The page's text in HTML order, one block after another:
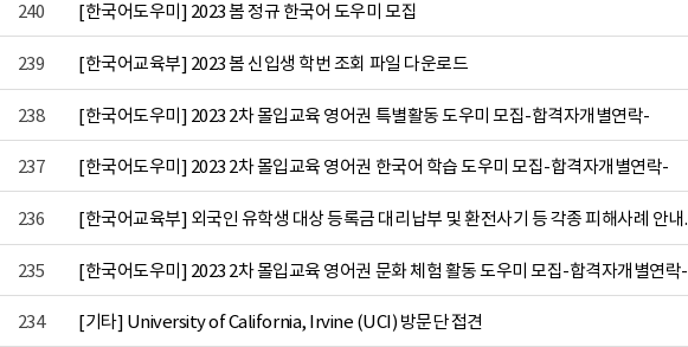
240 [한국어도우미] 2023 봄 정규 한국어 도우미 모집
239
[한국어교육부] 2023 봄 신입생 학번 조회 파일 다운로드
238
[한국어도우미] 2023 2차 몰입교육 영어권 특별활동 도우미 모집-합격자개별연락-
237
[한국어도우미] 2023 2차 몰입교육 영어권 한국어 학습 도우미 모집-합격자개별연락-
236
[한국어교육부] 외국인 유학생 대상 등록금 대리납부 및 환전사기 등 각종 피해사례 안내.
235
[한국어도우미] 2023 2차 몰입교육 영어권 문화 체험 활동 도우미 모집-합격자개별연락-
234
[기타] University of California, Irvine (UCI) 방문단 접견